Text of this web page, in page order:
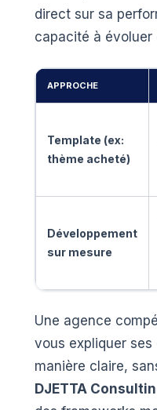
direct sur sa
capacité à évoluer
APPROCHE
Template (ex:
thème acheté)
Développement
sur mesure
Une agence
vous expliquer
manière claire,
DJETTA